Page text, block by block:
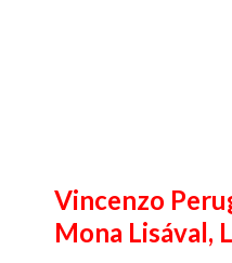
Vincenzo
Mona Lisával,